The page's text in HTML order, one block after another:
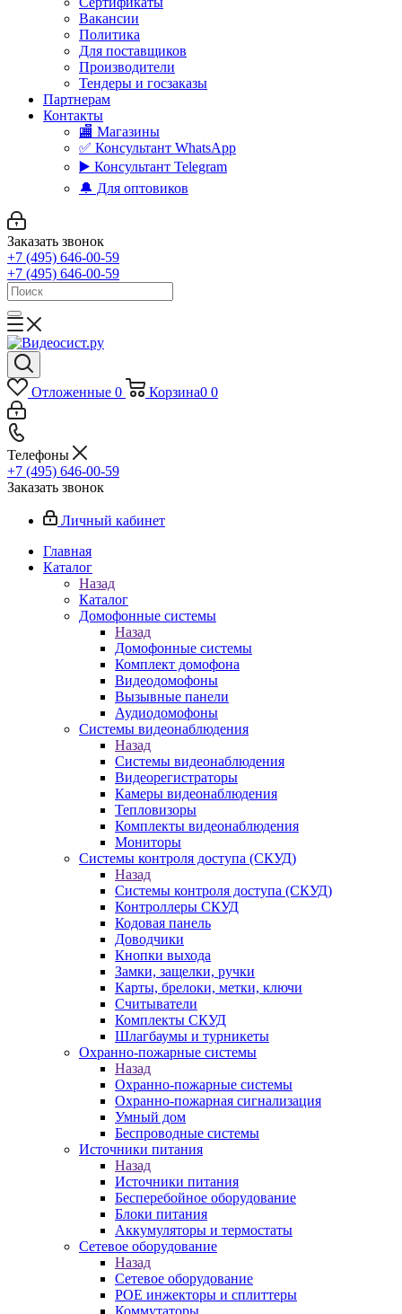
Вакансии
Политика
Для поставщиков
Производители
Тендеры и госзаказы
Партнерам
Контакты
🏬 Магазины
✅️ Консультант WhatsApp
▶️ Консультант Telegram
🔔 Для оптовиков
Заказать звонок
+7 (495) 646-00-59
+7 (495) 646-00-59
Отложенные 0 Корзина0 0
Телефоны
+7 (495) 646-00-59
Заказать звонок
Личный кабинет
Главная
Каталог
Назад
Каталог
Домофонные системы
Назад
Домофонные системы
Комплект домофона
Видеодомофоны
Вызывные панели
Аудиодомофоны
Системы видеонаблюдения
Назад
Системы видеонаблюдения
Видеорегистраторы
Камеры видеонаблюдения
Тепловизоры
Комплекты видеонаблюдения
Мониторы
Системы контроля доступа (СКУД)
Назад
Системы контроля доступа (СКУД)
Контроллеры СКУД
Кодовая панель
Доводчики
Кнопки выхода
Замки, защелки, ручки
Карты, брелоки, метки, ключи
Считыватели
Комплекты СКУД
Шлагбаумы и турникеты
Охранно-пожарные системы
Назад
Охранно-пожарные системы
Охранно-пожарная сигнализация
Умный дом
Беспроводные системы
Источники питания
Назад
Источники питания
Бесперебойное оборудование
Блоки питания
Аккумуляторы и термостаты
Сетевое оборудование
Назад
Сетевое оборудование
POE инжекторы и сплиттеры
Коммутаторы